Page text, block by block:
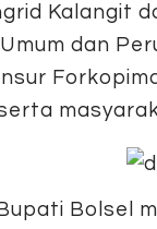
Kalangit
dan
Bolsel